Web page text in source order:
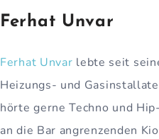
Ferhat Unvar
Ferhat Unvar lebte seit
Heizungs- und
hörte gerne Techno und
an die Bar angrenzenden